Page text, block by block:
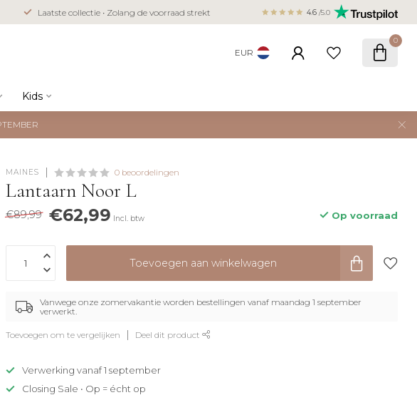
Laatste collectie • Zolang de voorraad strekt Veilig betalen met iDEAL, Bancontact,
creditcard 4.6 /5.0
EUR
0
Kids
MAINÈS 0 beoordelingen
Lantaarn Noor L
€89,99 €62,99 Incl. btw Op voorraad
Toevoegen aan winkelwagen
Vanwege onze zomervakantie worden bestellingen vanaf maandag 1 september
verwerkt.
Toevoegen om te vergelijken Deel dit product
Verwerking vanaf 1 september
Closing Sale • Op = écht op